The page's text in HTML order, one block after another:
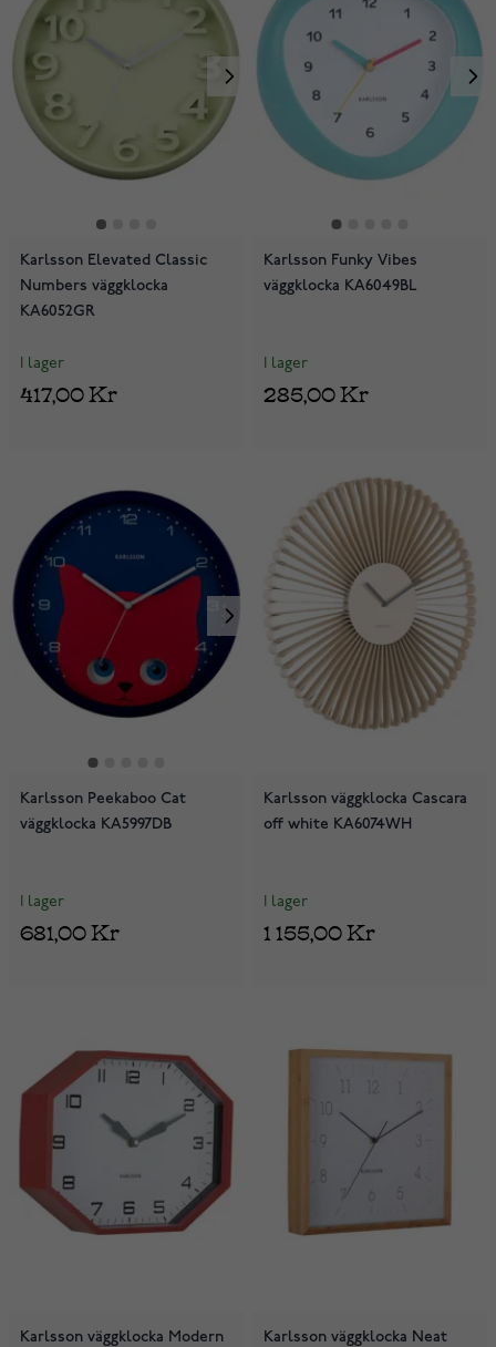
Karlsson Elevated Classic
Numbers väggklocka
KA6052GR
I lager
417,00 Kr
Karlsson Funky Vibes
väggklocka KA6049BL
I lager
285,00 Kr
Karlsson Peekaboo Cat
väggklocka KA5997DB
I lager
681,00 Kr
Karlsson väggklocka Cascara
off white KA6074WH
I lager
1 155,00 Kr
Karlsson väggklocka Modern
Karlsson väggklocka Neat